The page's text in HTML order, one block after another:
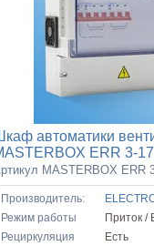
автоматики
ERR 3-17
MASTERBOX ERR
Производитель:
Режим работы
Приток /
Рециркуляция
Есть